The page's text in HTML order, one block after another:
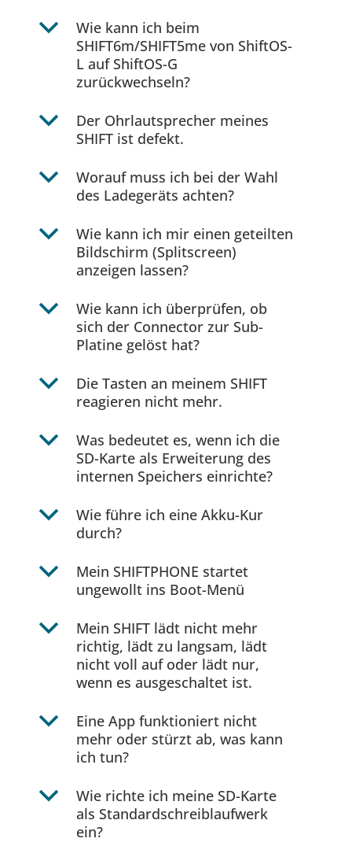
b
Wie kann ich beim
SHIFT6m/SHIFT5me von ShiftOS-
L auf ShiftOS-G
zurückwechseln?
b
Der Ohrlautsprecher meines
SHIFT ist defekt.
b
Worauf muss ich bei der Wahl
des Ladegeräts achten?
b
Wie kann ich mir einen geteilten
Bildschirm (Splitscreen)
anzeigen lassen?
b
Wie kann ich überprüfen, ob
sich der Connector zur Sub-
Platine gelöst hat?
b
Die Tasten an meinem SHIFT
reagieren nicht mehr.
b
Was bedeutet es, wenn ich die
SD-Karte als Erweiterung des
internen Speichers einrichte?
b
Wie führe ich eine Akku-Kur
durch?
b
Mein SHIFTPHONE startet
ungewollt ins Boot-Menü
b
Mein SHIFT lädt nicht mehr
richtig, lädt zu langsam, lädt
nicht voll auf oder lädt nur,
wenn es ausgeschaltet ist.
b
Eine App funktioniert nicht
mehr oder stürzt ab, was kann
ich tun?
b
Wie richte ich meine SD-Karte
als Standardschreiblaufwerk
ein?